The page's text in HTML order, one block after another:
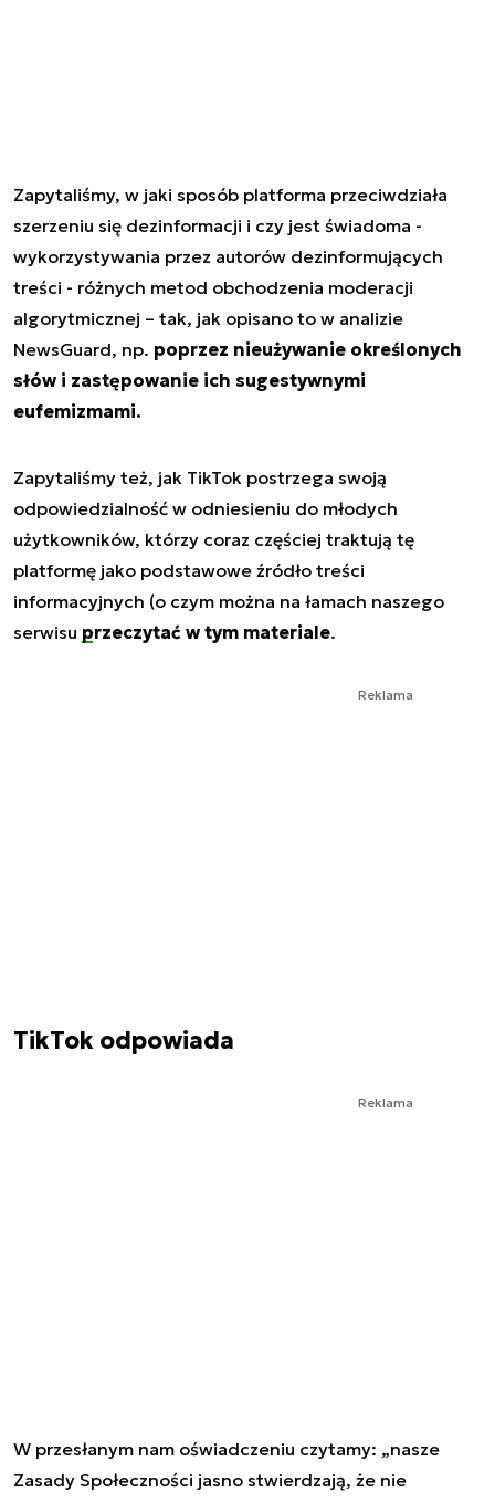
Zapytaliśmy, w jaki sposób platforma przeciwdziała
szerzeniu się dezinformacji i czy jest świadoma -
wykorzystywania przez autorów dezinformujących
treści - różnych metod obchodzenia moderacji
algorytmicznej – tak, jak opisano to w analizie
NewsGuard, np. poprzez nieużywanie określonych
słów i zastępowanie ich sugestywnymi
eufemizmami.
Zapytaliśmy też, jak TikTok postrzega swoją
odpowiedzialność w odniesieniu do młodych
użytkowników, którzy coraz częściej traktują tę
platformę jako podstawowe źródło treści
informacyjnych (o czym można na łamach naszego
serwisu przeczytać w tym materiale.
Reklama
TikTok odpowiada
Reklama
W przesłanym nam oświadczeniu czytamy: „nasze
Zasady Społeczności jasno stwierdzają, że nie